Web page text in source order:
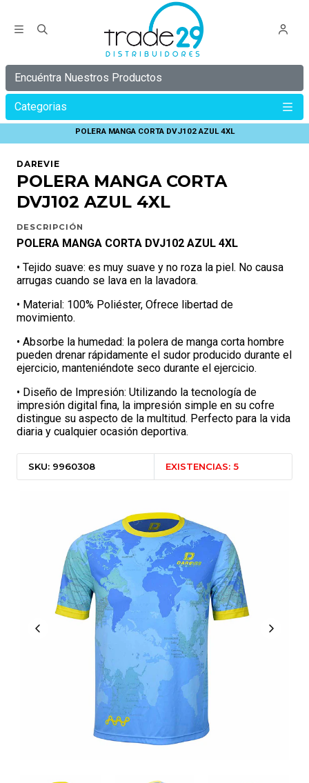
Encuéntra Nuestros Productos
Categorias
POLERA MANGA CORTA DVJ102 AZUL 4XL
DAREVIE
POLERA MANGA CORTA
DVJ102 AZUL 4XL
DESCRIPCIÓN
POLERA MANGA CORTA DVJ102 AZUL 4XL
• Tejido suave: es muy suave y no roza la piel. No causa
arrugas cuando se lava en la lavadora.
• Material: 100% Poliéster, Ofrece libertad de
movimiento.
• Absorbe la humedad: la polera de manga corta hombre
pueden drenar rápidamente el sudor producido durante el
ejercicio, manteniéndote seco durante el ejercicio.
• Diseño de Impresión: Utilizando la tecnología de
impresión digital fina, la impresión simple en su cofre
distingue su aspecto de la multitud. Perfecto para la vida
diaria y cualquier ocasión deportiva.
SKU: 9960308 EXISTENCIAS: 5